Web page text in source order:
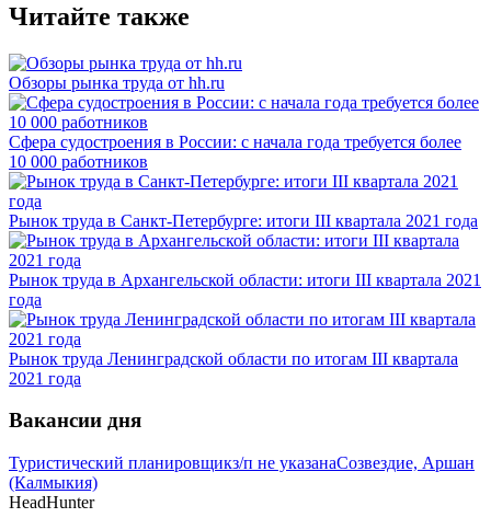
Читайте также
Обзоры рынка труда от hh.ru
Сфера судостроения в России: с начала года требуется более
10 000 работников
Рынок труда в Санкт-Петербурге: итоги III квартала 2021 года
Рынок труда в Архангельской области: итоги III квартала 2021
года
Рынок труда Ленинградской области по итогам III квартала
2021 года
Вакансии дня
Туристический планировщикз/п не указанаСозвездие, Аршан
(Калмыкия)
HeadHunter